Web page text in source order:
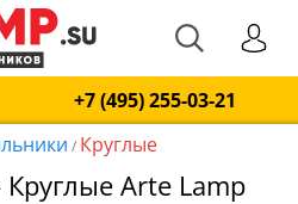
+7 (495) 255-03-21
/ Круглые
Arte Lamp